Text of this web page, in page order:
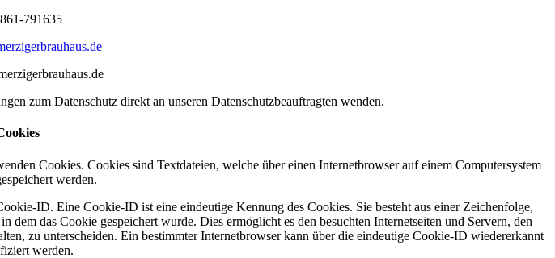
791635
zum Datenschutz direkt an unseren Datenschutzbeauftragten wenden.
Cookies. Cookies sind Textdateien, welche über einen Internetbrowser auf einem Computersystem
werden.
ID. Eine Cookie-ID ist eine eindeutige Kennung des Cookies. Sie besteht aus einer Zeichenfolge,
das Cookie gespeichert wurde. Dies ermöglicht es den besuchten Internetseiten und Servern, den
zu unterscheiden. Ein bestimmter Internetbrowser kann über die eindeutige Cookie-ID wiedererkannt
werden.